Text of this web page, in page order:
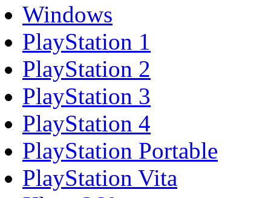
Windows
PlayStation 1
PlayStation 2
PlayStation 3
PlayStation 4
PlayStation Portable
PlayStation Vita